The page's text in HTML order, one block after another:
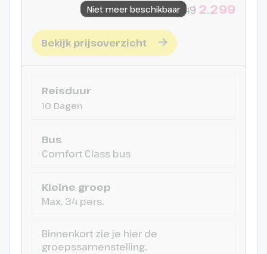
(€) = bijkomende entreegelden
Niet meer beschikbaar2349 2.299
Bekijk prijsoverzicht
Reisduur
10 Dagen
Bus
Comfort Class bus
Kleine groep
Max. 34 pers.
Binnenkort zie je hier de
groepssamenstelling.